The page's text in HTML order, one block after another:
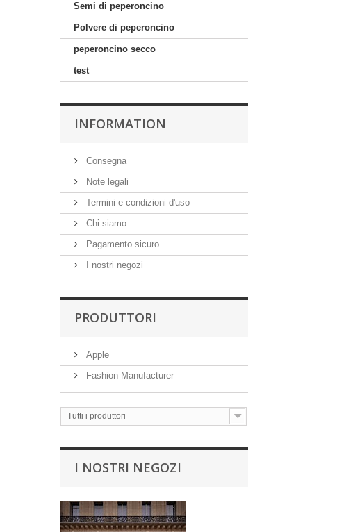
Semi di peperoncino
Polvere di peperoncino
peperoncino secco
test
INFORMATION
Consegna
Note legali
Termini e condizioni d'uso
Chi siamo
Pagamento sicuro
I nostri negozi
PRODUTTORI
Apple
Fashion Manufacturer
Tutti i produttori
I NOSTRI NEGOZI